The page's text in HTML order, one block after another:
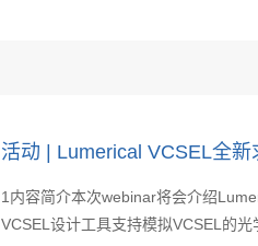
活动 | Lumerical VCSEL全
1内容简介本次webinar将会介绍
VCSEL设计工具支持模拟VCSEL的光